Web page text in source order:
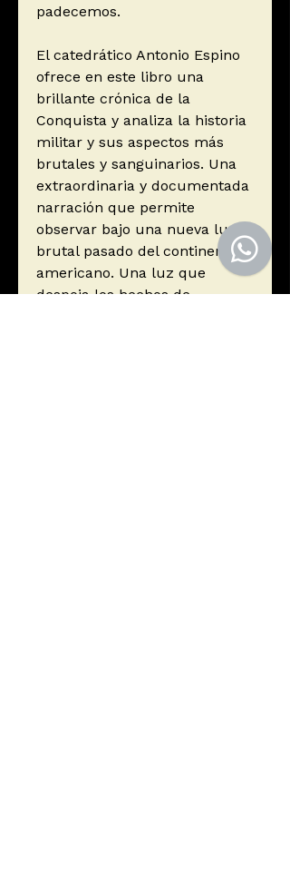
padecemos.
El catedrático Antonio Espino
ofrece en este libro una
brillante crónica de la
Conquista y analiza la historia
militar y sus aspectos más
brutales y sanguinarios. Una
extraordinaria y documentada
narración que permite
observar bajo una nueva luz el
brutal pasado del continente
americano. Una luz que
despoja los hechos de